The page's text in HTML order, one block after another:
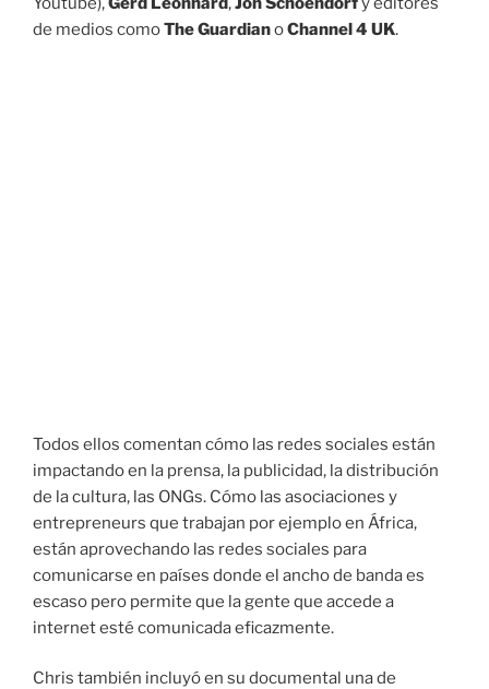
de medios comoThe GuardianoChannel 4 UK.
Todos ellos comentan cómo las redes sociales están
impactando en la prensa, la publicidad, la distribución
de la cultura, las ONGs. Cómo las asociaciones y
entrepreneurs que trabajan por ejemplo en África,
están aprovechando las redes sociales para
comunicarse en países donde el ancho de banda es
escaso pero permite que la gente que accede a
internet esté comunicada eficazmente.
Chris también incluyó en su documental una de